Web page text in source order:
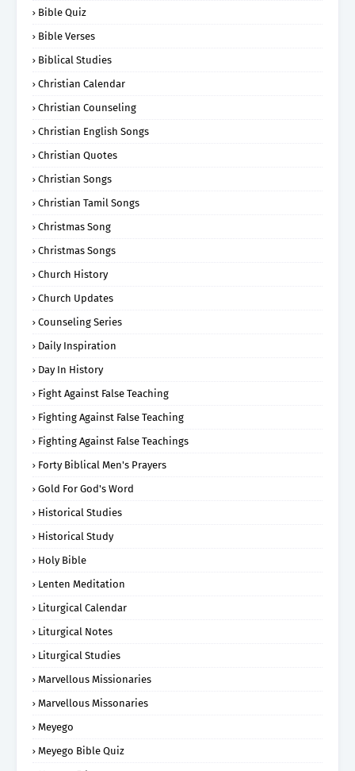
Bible Quiz
Bible Verses
Biblical Studies
Christian Calendar
Christian Counseling
Christian English Songs
Christian Quotes
Christian Songs
Christian Tamil Songs
Christmas Song
Christmas Songs
Church History
Church Updates
Counseling Series
Daily Inspiration
Day In History
Fight Against False Teaching
Fighting Against False Teaching
Fighting Against False Teachings
Forty Biblical Men's Prayers
Gold For God's Word
Historical Studies
Historical Study
Holy Bible
Lenten Meditation
Liturgical Calendar
Liturgical Notes
Liturgical Studies
Marvellous Missionaries
Marvellous Missonaries
Meyego
Meyego Bible Quiz